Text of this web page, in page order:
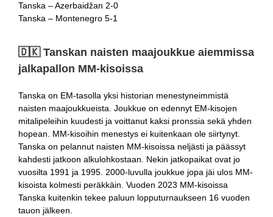
Tanska – Azerbaidžan 2-0
Tanska – Montenegro 5-1
🇩🇰​ Tanskan naisten maajoukkue aiemmissa
jalkapallon MM-kisoissa
Tanska on EM-tasolla yksi historian menestyneimmistä
naisten maajoukkueista. Joukkue on edennyt EM-kisojen
mitalipeleihin kuudesti ja voittanut kaksi pronssia sekä yhden
hopean. MM-kisoihin menestys ei kuitenkaan ole siirtynyt.
Tanska on pelannut naisten MM-kisoissa neljästi ja päässyt
kahdesti jatkoon alkulohkostaan. Nekin jatkopaikat ovat jo
vuosilta 1991 ja 1995. 2000-luvulla joukkue jopa jäi ulos MM-
kisoista kolmesti peräkkäin. Vuoden 2023 MM-kisoissa
Tanska kuitenkin tekee paluun lopputurnaukseen 16 vuoden
tauon jälkeen.